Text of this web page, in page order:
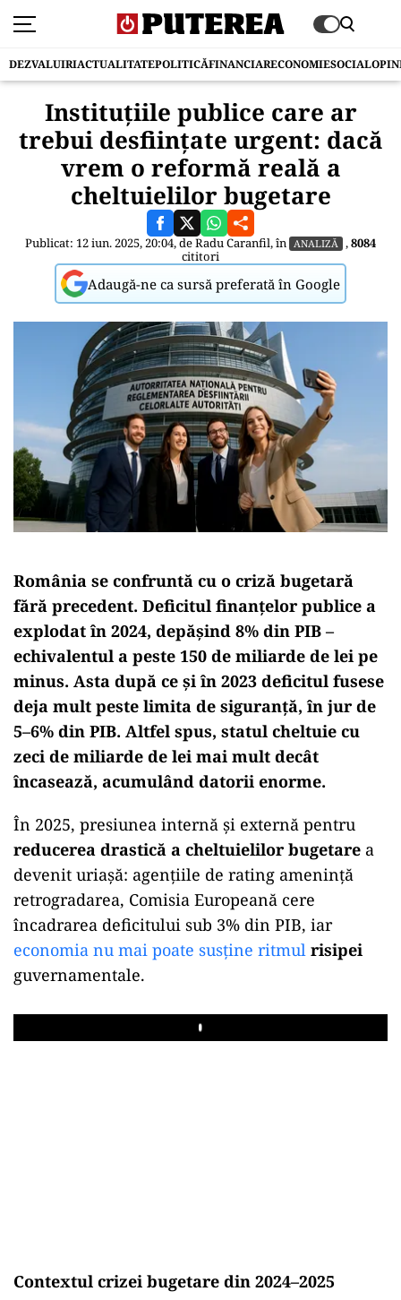
DEZVALUIRIACTUALITATEPOLITICĂFINANCIARECONOMIESOCIAL
Instituțiile publice care ar
trebui desființate urgent: dacă
vrem o reformă reală a
cheltuielilor bugetare
Publicat: 12 iun. 2025, 20:04, deRadu Caranfil, în ANALIZĂ ,8084
cititori
Adaugă-ne ca sursă preferată în Google
România se confruntă cu o criză bugetară
fără precedent. Deficitul finanțelor publice a
explodat în 2024, depășind 8% din PIB –
echivalentul a peste 150 de miliarde de lei pe
minus. Asta după ce și în 2023 deficitul fusese
deja mult peste limita de siguranță, în jur de
5–6% din PIB. Altfel spus, statul cheltuie cu
zeci de miliarde de lei mai mult decât
încasează, acumulând datorii enorme.
În 2025, presiunea internă și externă pentru
reducerea drastică a cheltuielilor bugetare a
devenit uriașă: agențiile de rating amenință
retrogradarea, Comisia Europeană cere
încadrarea deficitului sub 3% din PIB, iar
economia nu mai poate susține ritmul risipei
guvernamentale.
Play
Contextul crizei bugetare din 2024–2025